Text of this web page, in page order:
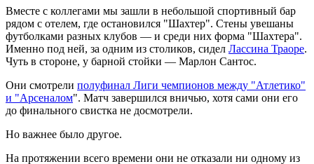
Вместе с коллегами мы зашли в небольшой спортивный бар
рядом с отелем, где остановился "Шахтер". Стены увешаны
футболками разных клубов — и среди них форма "Шахтера".
Именно под ней, за одним из столиков, сидел Лассина Траоре.
Чуть в стороне, у барной стойки — Марлон Сантос.
Они смотрели полуфинал Лиги чемпионов между "Атлетико"
и "Арсеналом". Матч завершился вничью, хотя сами они его
до финального свистка не досмотрели.
Но важнее было другое.
На протяжении всего времени они не отказали ни одному из